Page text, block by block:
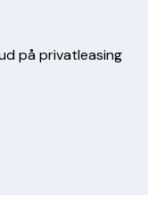
på privatleasing